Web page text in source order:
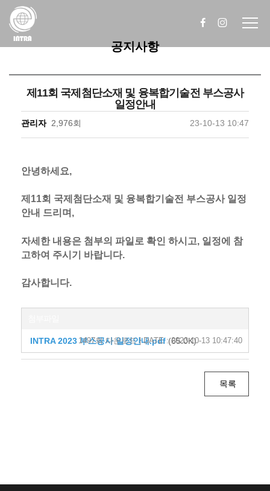
공지사항
제11회 국제첨단소재 및 융복합기술전 부스공사
일정안내
관리자 2,976회 23-10-13 10:47
안녕하세요,
제11회 국제첨단소재 및 융복합기술전 부스공사 일정
안내 드리며,
자세한 내용은 첨부의 파일로 확인 하시고, 일정에 참
고하여 주시기 바랍니다.
감사합니다.
INTRA 2023 부스공사 일정안내.pdf(65.0K)
1497회 다운로드 | DATE : 2023-10-13 10:47:40
목록